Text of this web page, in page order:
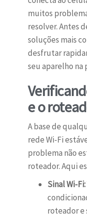
muitos
resolver. Antes
soluções mais
desfrutar
seu aparelho na
e o
A base de
rede Wi-Fi
problema não
roteador. Aqui
Sinal Wi-Fi:
roteador e